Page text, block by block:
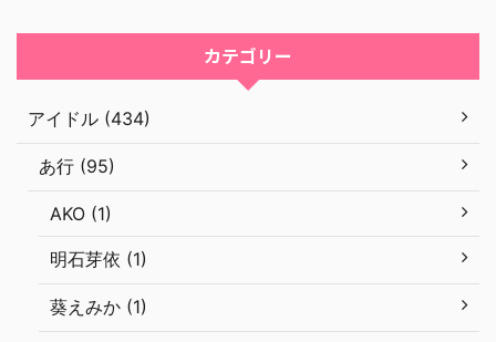
カテゴリー
アイドル (434)
あ行 (95)
AKO (1)
明石芽依 (1)
葵えみか (1)